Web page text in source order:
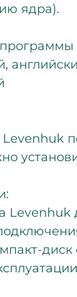
ядра).
Levenhuk